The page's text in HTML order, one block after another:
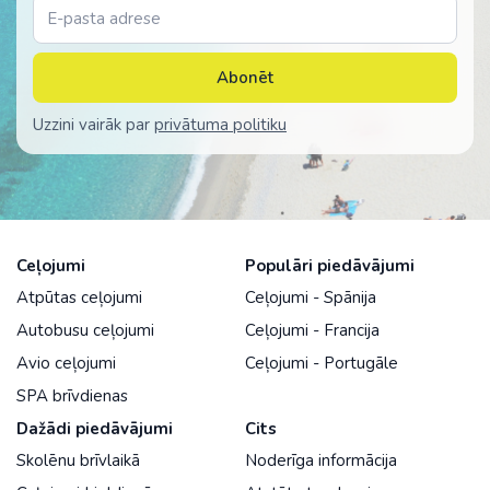
Abonēt
Uzzini vairāk par privātuma politiku
Ceļojumi
Atpūtas ceļojumi
Autobusu ceļojumi
Avio ceļojumi
SPA brīvdienas
Populāri piedāvājumi
Ceļojumi - Spānija
Ceļojumi - Francija
Ceļojumi - Portugāle
Dažādi piedāvājumi
Skolēnu brīvlaikā
Cits
Noderīga informācija